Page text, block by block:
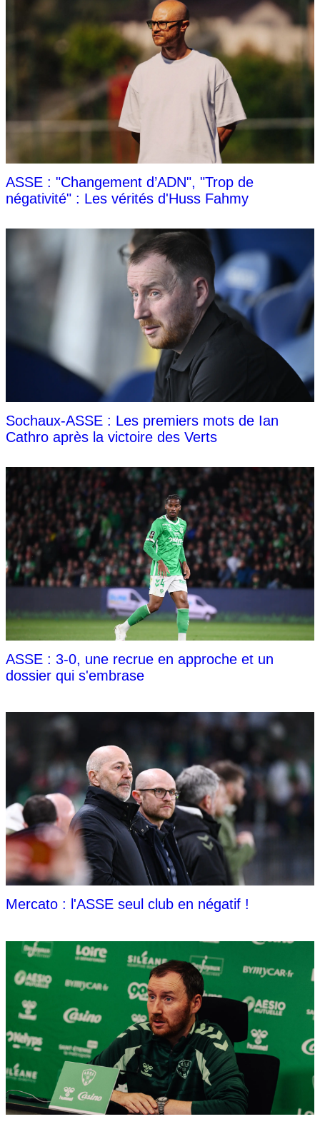
ASSE : "Changement d’ADN", "Trop de
négativité" : Les vérités d'Huss Fahmy
Sochaux-ASSE : Les premiers mots de Ian
Cathro après la victoire des Verts
ASSE : 3-0, une recrue en approche et un
dossier qui s'embrase
Mercato : l'ASSE seul club en négatif !